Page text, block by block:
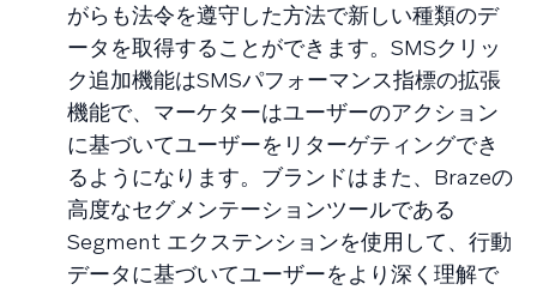
がらも法令を遵守した方法で新しい種類のデ
ータを取得することができます。SMSクリッ
ク追加機能はSMSパフォーマンス指標の拡張
機能で、マーケターはユーザーのアクション
に基づいてユーザーをリターゲティングでき
るようになります。ブランドはまた、Brazeの
高度なセグメンテーションツールである
Segment エクステンションを使用して、行動
データに基づいてユーザーをより深く理解で